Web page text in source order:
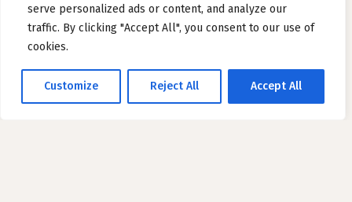
serve personalized ads or content, and analyze our
traffic. By clicking "Accept All", you consent to our use of
cookies.
Customize Reject All Accept All
GESCHICHTE IM SCHLOSS RIVAU